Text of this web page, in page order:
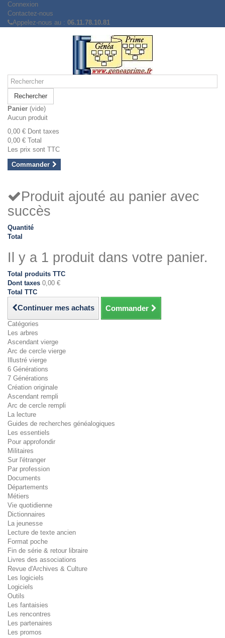
Connexion
Contactez-nous
Appelez-nous au : 06.11.78.10.81
Rechercher
Panier (vide)
Aucun produit
0,00 € Dont taxes
0,00 € Total
Les prix sont TTC
Commander
Produit ajouté au panier avec
succès
Quantité
Total
Il y a 1 produit dans votre panier.
Total produits TTC
Dont taxes 0,00 €
Total TTC
Continuer mes achats Commander
Catégories
Les arbres
Ascendant vierge
Arc de cercle vierge
Illustré vierge
6 Générations
7 Générations
Création originale
Ascendant rempli
Arc de cercle rempli
La lecture
Guides de recherches généalogiques
Les essentiels
Pour approfondir
Militaires
Sur l'étranger
Par profession
Documents
Départements
Métiers
Vie quotidienne
Dictionnaires
La jeunesse
Lecture de texte ancien
Format poche
Fin de série & retour libraire
Livres des associations
Revue d'Archives & Culture
Les logiciels
Logiciels
Outils
Les fantaisies
Les rencontres
Les partenaires
Les promos